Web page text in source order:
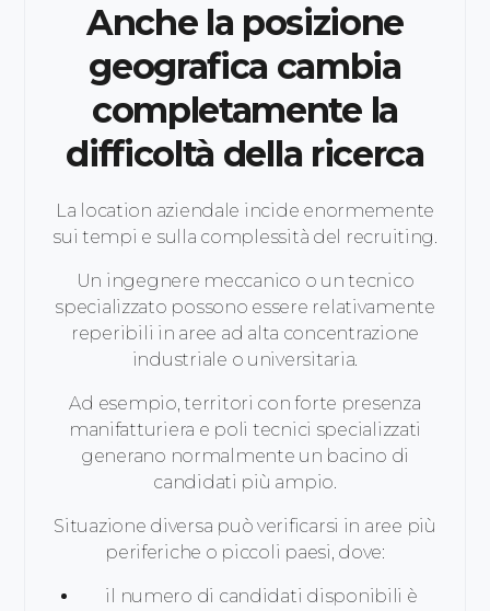
Anche la posizione
geografica cambia
completamente la
difficoltà della ricerca
La location aziendale incide enormemente
sui tempi e sulla complessità del recruiting.
Un ingegnere meccanico o un tecnico
specializzato possono essere relativamente
reperibili in aree ad alta concentrazione
industriale o universitaria.
Ad esempio, territori con forte presenza
manifatturiera e poli tecnici specializzati
generano normalmente un bacino di
candidati più ampio.
Situazione diversa può verificarsi in aree più
periferiche o piccoli paesi, dove:
il numero di candidati disponibili è